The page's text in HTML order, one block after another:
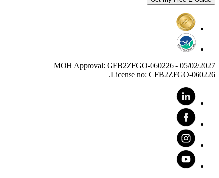
MOH Approval: GFB2ZFGO-060226 - 05/02/2027
License no: GFB2ZFGO-060226.